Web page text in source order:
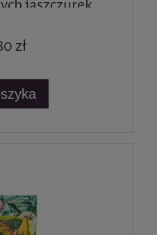
jaszczurek
zł